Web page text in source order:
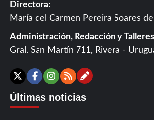
Directora:
María del Carmen Pereira Soares
Administración, Redacción y
Gral. San Martín 711, Rivera -
X Facebook
Instagram
RSSContáctanos
Últimas noticias